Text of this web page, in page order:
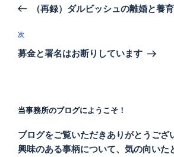
ビ
ゲ
ン
去
投
稿
（再録）ダルビッシュの離婚と養
次
の
次
募金と署名はお断りしています
当事務所のブログにようこそ！
ブログをご覧いただきありがとうござ
興味のある事柄について、気の向いた